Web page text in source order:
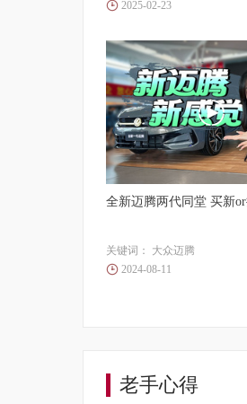
2025-02-23
全新迈腾两代同堂 买新or
关键词： 大众迈腾
2024-08-11
老手心得